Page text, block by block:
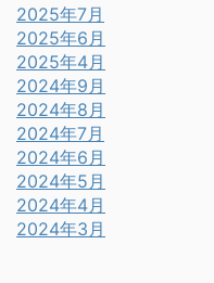
2025年7月
2025年6月
2025年4月
2024年9月
2024年8月
2024年7月
2024年6月
2024年5月
2024年4月
2024年3月